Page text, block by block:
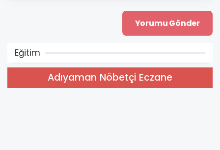
Eğitim
Adıyaman Nöbetçi Eczane